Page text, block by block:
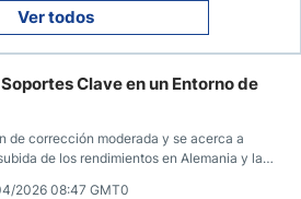
Ver todos
Clave en un Entorno de
de corrección moderada y se acerca a
de los rendimientos en Alemania y la
el foco en los soportes clave.
2026 08:47 GMT0